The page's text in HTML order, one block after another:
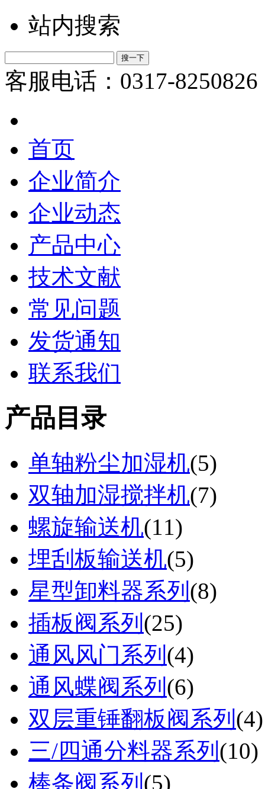
站内搜索
客服电话：0317-8250826
首页
企业简介
企业动态
产品中心
技术文献
常见问题
发货通知
联系我们
产品目录
单轴粉尘加湿机(5)
双轴加湿搅拌机(7)
螺旋输送机(11)
埋刮板输送机(5)
星型卸料器系列 (8)
插板阀系列 (25)
通风风门系列 (4)
通风蝶阀系列 (6)
双层重锤翻板阀系列 (4)
三/四通分料器系列 (10)
棒条阀系列 (5)